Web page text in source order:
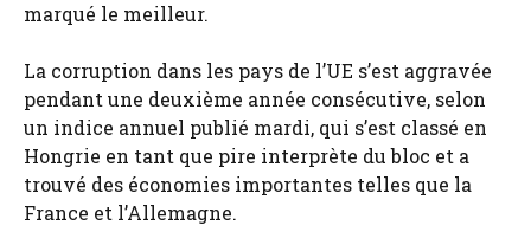
marqué le meilleur.
La corruption dans les pays de l’UE s’est aggravée
pendant une deuxième année consécutive, selon
un indice annuel publié mardi, qui s’est classé en
Hongrie en tant que pire interprète du bloc et a
trouvé des économies importantes telles que la
France et l’Allemagne.